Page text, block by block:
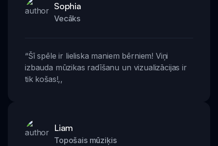
Sophia
Vecāks
“Šī spēle ir lieliska maniem bērniem! Viņi
izbauda mūzikas radīšanu un vizualizācijas ir
tik košas!,,
Liam
Topošais mūziķis